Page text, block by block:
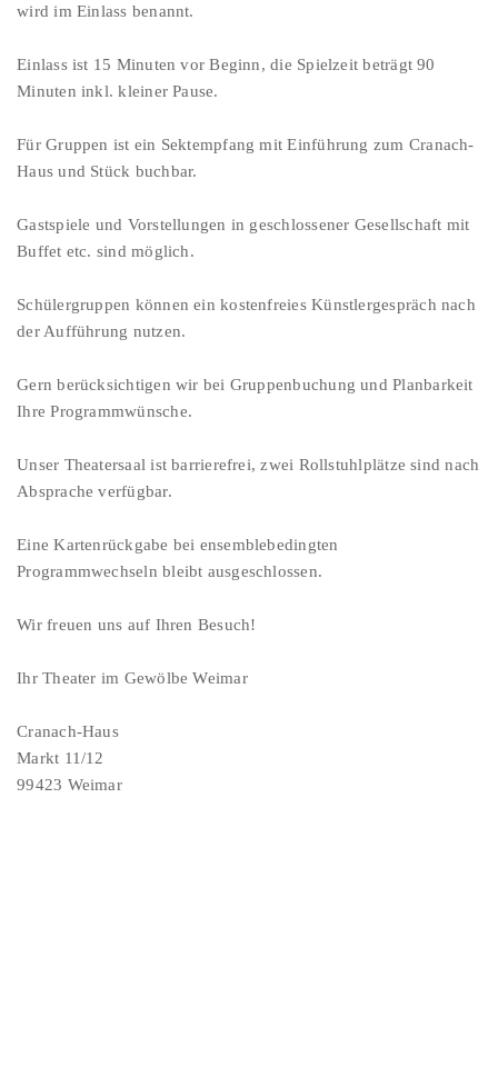
wird im Einlass benannt.
Einlass ist 15 Minuten vor Beginn, die Spielzeit beträgt 90
Minuten inkl. kleiner Pause.
Für Gruppen ist ein Sektempfang mit Einführung zum Cranach-
Haus und Stück buchbar.
Gastspiele und Vorstellungen in geschlossener Gesellschaft mit
Buffet etc. sind möglich.
Schülergruppen können ein kostenfreies Künstlergespräch nach
der Aufführung nutzen.
Gern berücksichtigen wir bei Gruppenbuchung und Planbarkeit
Ihre Programmwünsche.
Unser Theatersaal ist barrierefrei, zwei Rollstuhlplätze sind nach
Absprache verfügbar.
Eine Kartenrückgabe bei ensemblebedingten
Programmwechseln bleibt ausgeschlossen.
Wir freuen uns auf Ihren Besuch!
Ihr Theater im Gewölbe Weimar
Cranach-Haus
Markt 11/12
99423 Weimar